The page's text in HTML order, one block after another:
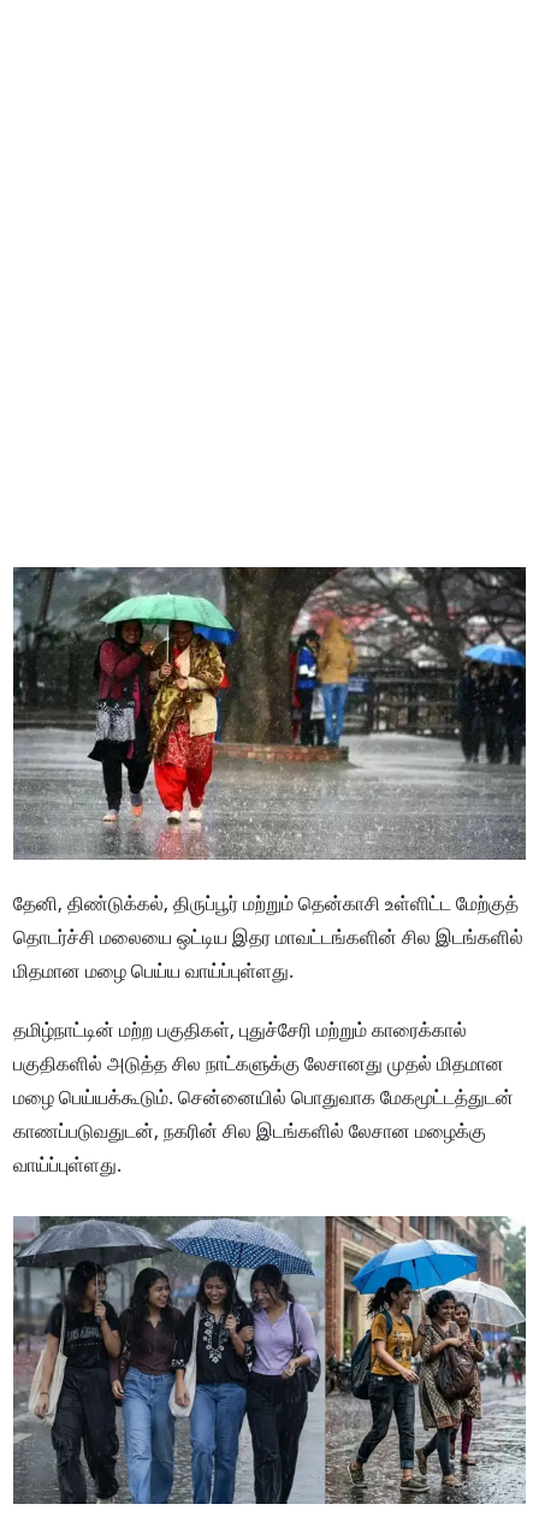
தேனி, திண்டுக்கல், திருப்பூர் மற்றும் தென்காசி உள்ளிட்ட மேற்குத்
தொடர்ச்சி மலையை ஒட்டிய இதர மாவட்டங்களின் சில இடங்களில்
மிதமான மழை பெய்ய வாய்ப்புள்ளது.
தமிழ்நாட்டின் மற்ற பகுதிகள், புதுச்சேரி மற்றும் காரைக்கால்
பகுதிகளில் அடுத்த சில நாட்களுக்கு லேசானது முதல் மிதமான
மழை பெய்யக்கூடும். சென்னையில் பொதுவாக மேகமூட்டத்துடன்
காணப்படுவதுடன், நகரின் சில இடங்களில் லேசான மழைக்கு
வாய்ப்புள்ளது.